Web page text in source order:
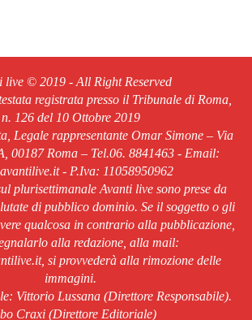
live © 2019 - All Right Reserved
registrata presso il Tribunale di Roma,
n. 126 del 10 Ottobre 2019
Legale rappresentante Omar Simone – Via
00187 Roma – Tel.06. 8841463 - Email:
- P.Iva: 11058950962
plurisettimanale Avanti live sono prese da
di pubblico dominio. Se il soggetto o gli
qualcosa in contrario alla pubblicazione,
alla redazione, alla mail:
si provvederà alla rimozione delle
immagini.
Vittorio Lussana (Direttore Responsabile).
Craxi (Direttore Editoriale)